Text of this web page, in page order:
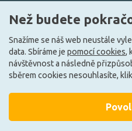
O nás
Než budete
Snažíme se náš web neustále
data. Sbíráme je pomocí cookies,
návštěvnost a následně
sběrem cookies nesouhlasíte,